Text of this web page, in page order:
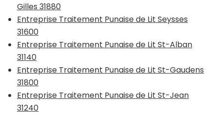
Gilles 31880
Entreprise Traitement Punaise de Lit Seysses
31600
Entreprise Traitement Punaise de Lit St-Alban
31140
Entreprise Traitement Punaise de Lit St-Gaudens
31800
Entreprise Traitement Punaise de Lit St-Jean
31240